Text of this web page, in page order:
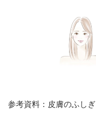
参考資料：皮膚のふしぎ